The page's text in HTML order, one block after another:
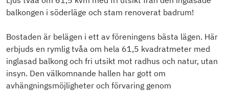
balkongen i söderläge och stam renoverat badrum!
Bostaden är belägen i ett av föreningens bästa lägen. Här
erbjuds en rymlig tvåa om hela 61,5 kvadratmeter med
inglasad balkong och fri utsikt mot radhus och natur, utan
insyn. Den välkomnande hallen har gott om
avhängningsmöjligheter och förvaring genom